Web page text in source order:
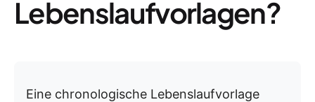
Lebenslaufvorlagen?
Eine chronologische Lebenslaufvorlage